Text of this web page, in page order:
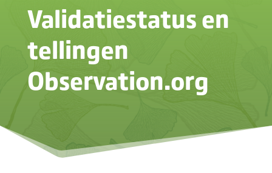
Validatiestatus en
tellingen
Observation.org